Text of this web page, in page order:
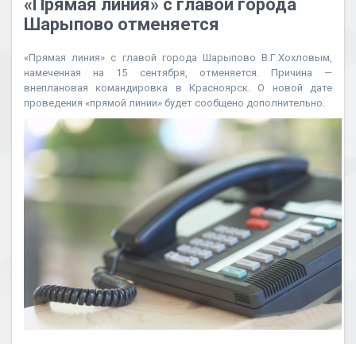
«Прямая линия» с главой города
Шарыпово отменяется
«Прямая линия» с главой города Шарыпово В.Г.Хохловым,
намеченная на 15 сентября, отменяется. Причина —
внеплановая командировка в Красноярск. О новой дате
проведения «прямой линии» будет сообщено дополнительно.